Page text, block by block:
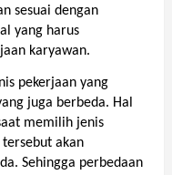
sesuai dengan
yang harus
karyawan.
pekerjaan yang
juga berbeda. Hal
memilih jenis
tersebut akan
Sehingga perbedaan